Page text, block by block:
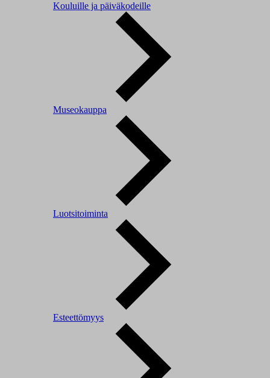
Kouluille ja päiväkodeille
Museokauppa
Luotsitoiminta
Esteettömyys